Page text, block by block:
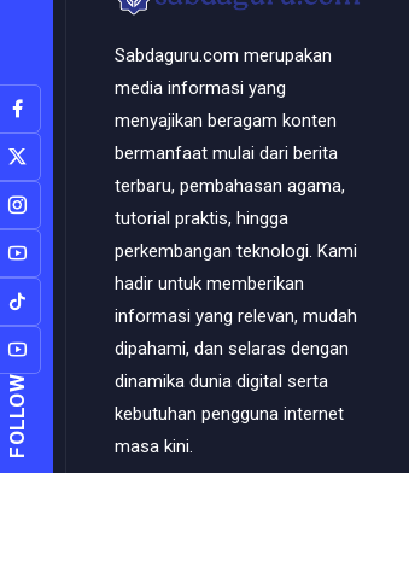
FOLLOW
Sabdaguru.com merupakan
media informasi yang
menyajikan beragam konten
bermanfaat mulai dari berita
terbaru, pembahasan agama,
tutorial praktis, hingga
perkembangan teknologi. Kami
hadir untuk memberikan
informasi yang relevan, mudah
dipahami, dan selaras dengan
dinamika dunia digital serta
kebutuhan pengguna internet
masa kini.